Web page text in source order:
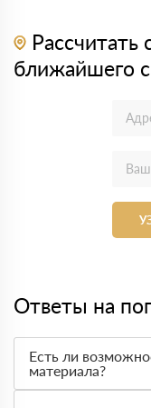
Рассчитать
ближайшего
Ответы на
Есть ли
материала?